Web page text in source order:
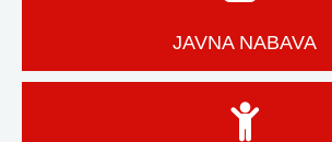
JAVNA NABAVA